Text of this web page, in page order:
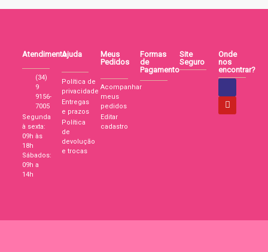
Atendimento
(34)
9
9156-
7005
Segunda
à sexta:
09h às
18h
Sábados:
09h a
14h
Ajuda
Política de
privacidade
Entregas
e prazos
Política
de
devolução
e trocas
Meus
Pedidos
Acompanhar
meus
pedidos
Editar
cadastro
Formas
de
Pagamento
Site
Seguro
Onde
nos
encontrar?